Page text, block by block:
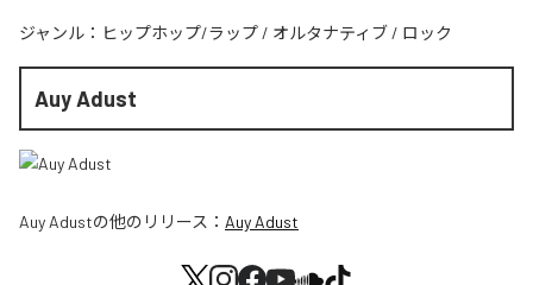
ジャンル： ヒップホップ/ラップ / オルタナティブ / ロック
Auy Adust
Auy Adustの他のリリース： Auy Adust